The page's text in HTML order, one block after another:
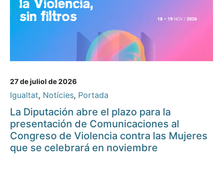
27 de juliol de 2026
Igualtat, Notícies, Portada
La Diputación abre el plazo para la
presentación de Comunicaciones al
Congreso de Violencia contra las Mujeres
que se celebrará en noviembre